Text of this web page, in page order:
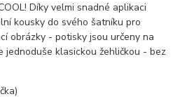
Díky velmi snadné aplikaci
kousky do svého šatníku pro
obrázky - potisky jsou určeny na
jednoduše klasickou žehličkou - bez